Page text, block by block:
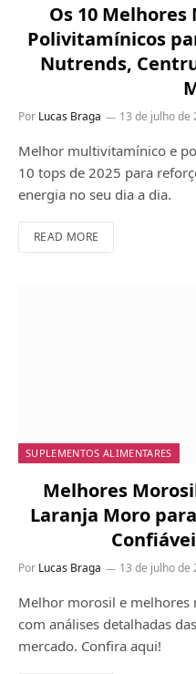
Os 10
Polivitamínicos
Nutrends,
Por Lucas Braga 13 de julho de
Melhor multivitamínico e
10 tops de 2025 para
energia no seu dia a dia.
READ MORE
SUPLEMENTOS ALIMENTARES
Melhores
Laranja Moro
Por Lucas Braga 13 de julho de
Melhor morosil e melhores
com análises detalhadas
mercado. Confira aqui!